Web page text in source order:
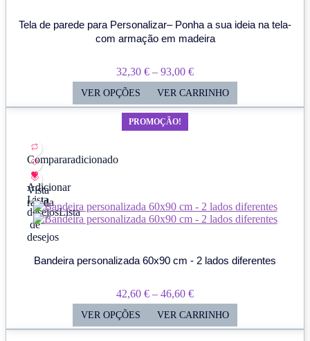
Tela de parede para Personalizar– Ponha a sua ideia na tela-
com armação em madeira
32,30 € – 93,00 €Price
Range:
32,30 €
VER OPÇÕES VER CARRINHO
PROMOÇÃO!
Compararadicionado
Adicionar
Lista
desejosLista
de
desejos
Vista
rápida
Bandeira personalizada 60x90 cm - 2 lados diferentes
42,60 € – 46,60 €Price
Range:
42,60 €
VER OPÇÕES VER CARRINHO